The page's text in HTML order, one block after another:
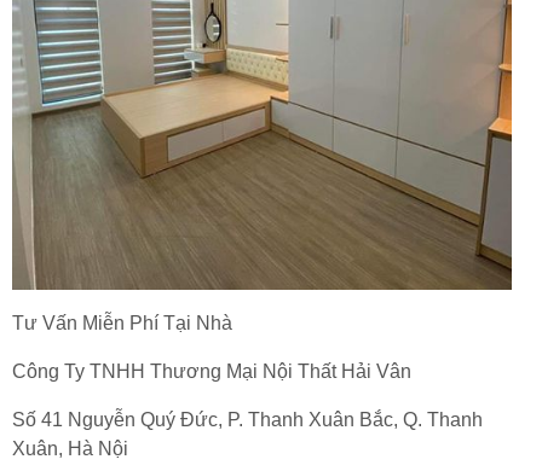
Tư Vấn Miễn Phí Tại Nhà
Công Ty TNHH Thương Mại Nội Thất Hải Vân
Số 41 Nguyễn Quý Đức, P. Thanh Xuân Bắc, Q. Thanh
Xuân, Hà Nội